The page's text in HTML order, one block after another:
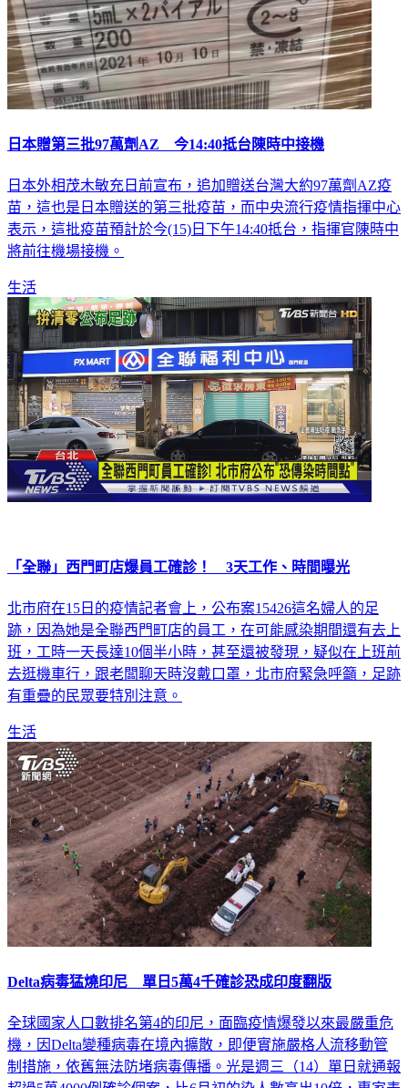
日本贈第三批97萬劑AZ 今14:40抵台陳時中接機
日本外相茂木敏充日前宣布，追加贈送台灣大約97萬劑AZ疫
苗，這也是日本贈送的第三批疫苗，而中央流行疫情指揮中心
表示，這批疫苗預計於今(15)日下午14:40抵台，指揮官陳時中
將前往機場接機。
生活
「全聯」西門町店爆員工確診！ 3天工作、時間曝光
北市府在15日的疫情記者會上，公布案15426這名婦人的足
跡，因為她是全聯西門町店的員工，在可能感染期間還有去上
班，工時一天長達10個半小時，甚至還被發現，疑似在上班前
去逛機車行，跟老闆聊天時沒戴口罩，北市府緊急呼籲，足跡
有重疊的民眾要特別注意。
生活
Delta病毒猛燒印尼 單日5萬4千確診恐成印度翻版
全球國家人口數排名第4的印尼，面臨疫情爆發以來最嚴重危
機，因Delta變種病毒在境內擴散，即便實施嚴格人流移動管
制措施，依舊無法防堵病毒傳播。光是週三（14）單日就通報